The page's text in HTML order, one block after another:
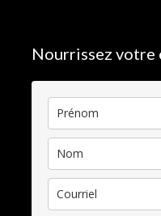
Nourrissez votre